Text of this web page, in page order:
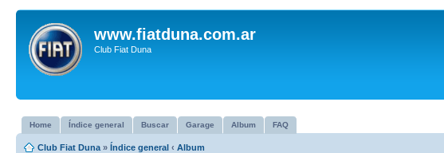
www.fiatduna.com.ar
Club Fiat Duna
Home Índice general Buscar Garage Album FAQ
Club Fiat Duna » Índice general ‹ Album